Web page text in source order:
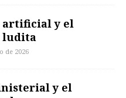
y el
ludita
de 2026
y el